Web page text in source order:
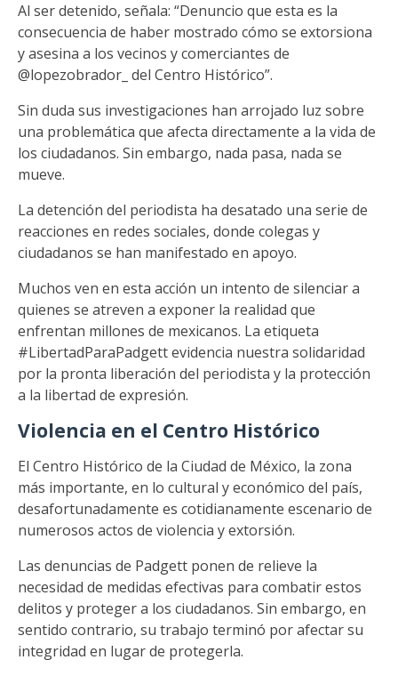
Al ser detenido, señala: “Denuncio que esta es la
consecuencia de haber mostrado cómo se extorsiona
y asesina a los vecinos y comerciantes de
@lopezobrador_ del Centro Histórico”.
Sin duda sus investigaciones han arrojado luz sobre
una problemática que afecta directamente a la vida de
los ciudadanos. Sin embargo, nada pasa, nada se
mueve.
La detención del periodista ha desatado una serie de
reacciones en redes sociales, donde colegas y
ciudadanos se han manifestado en apoyo.
Muchos ven en esta acción un intento de silenciar a
quienes se atreven a exponer la realidad que
enfrentan millones de mexicanos. La etiqueta
#LibertadParaPadgett evidencia nuestra solidaridad
por la pronta liberación del periodista y la protección
a la libertad de expresión.
Violencia en el Centro Histórico
El Centro Histórico de la Ciudad de México, la zona
más importante, en lo cultural y económico del país,
desafortunadamente es cotidianamente escenario de
numerosos actos de violencia y extorsión.
Las denuncias de Padgett ponen de relieve la
necesidad de medidas efectivas para combatir estos
delitos y proteger a los ciudadanos. Sin embargo, en
sentido contrario, su trabajo terminó por afectar su
integridad en lugar de protegerla.